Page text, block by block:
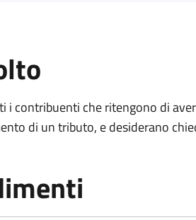
i contribuenti che ritengono di
di un tributo, e desiderano